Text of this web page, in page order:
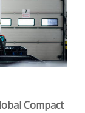
Compact